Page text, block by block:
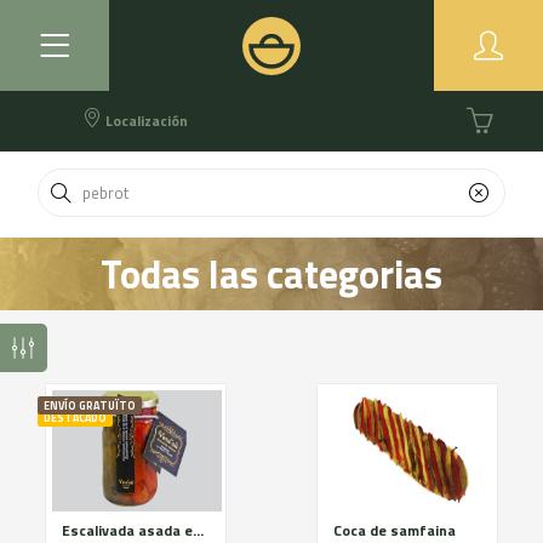
Localización
Todas las categorias
DESTACADO
ENVÍO GRATUÏTO
Escalivada asada en horno de leña
Coca de samfaina